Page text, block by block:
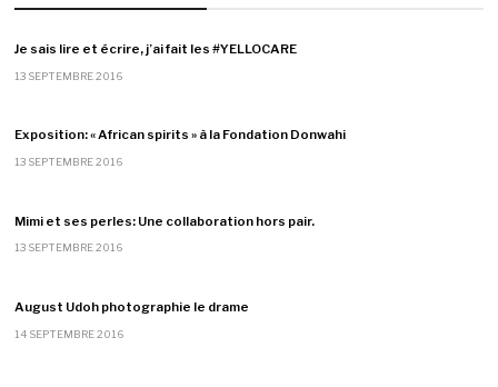
Je sais lire et écrire, j’ai fait les #YELLOCARE
13 SEPTEMBRE 2016
Exposition: « African spirits » à la Fondation Donwahi
13 SEPTEMBRE 2016
Mimi et ses perles: Une collaboration hors pair.
13 SEPTEMBRE 2016
August Udoh photographie le drame
14 SEPTEMBRE 2016